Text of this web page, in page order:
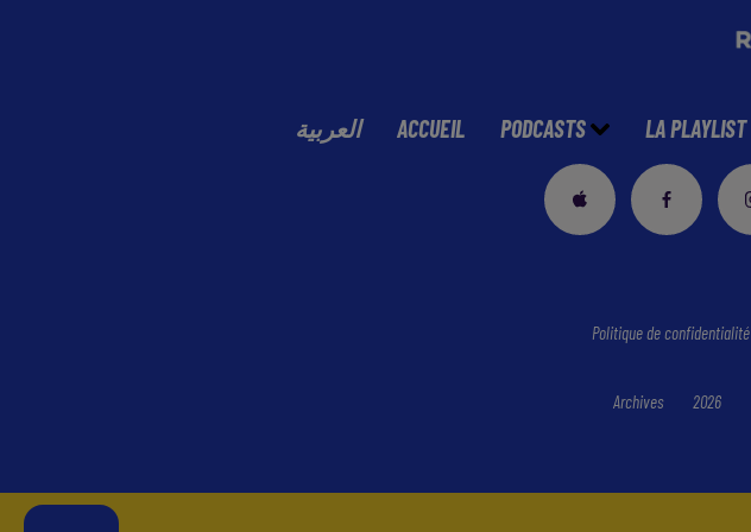
العربية ACCUEIL PODCASTS LA PLAYLIST
Politique de confidentialité
Archives 2026